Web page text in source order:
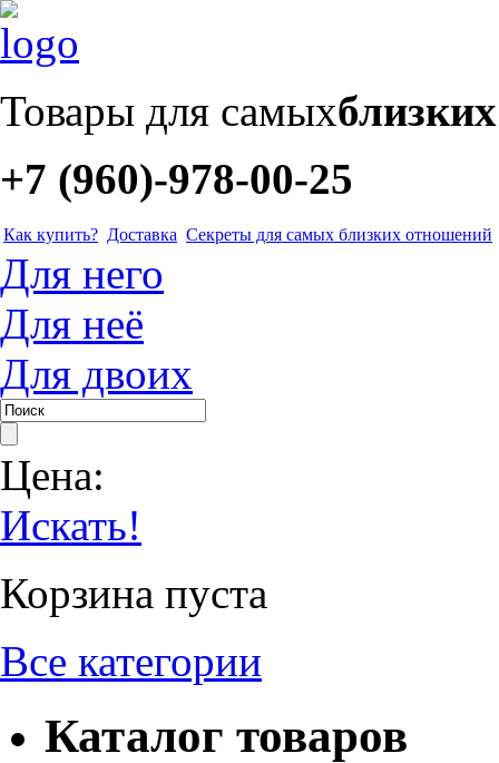
Товары для самых
+7 (960)-978-00-25
Как купить? Доставка Секреты для самых близких отношений
Для него
Для неё
Для двоих
Цена:
Искать!
Корзина пуста
Все категории
Каталог товаров